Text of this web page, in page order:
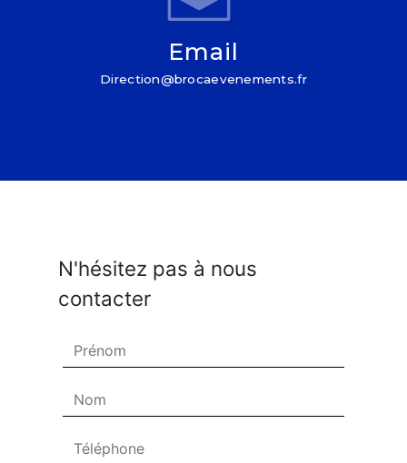
Email
direction@brocaevenements.fr
N'hésitez pas à nous
contacter